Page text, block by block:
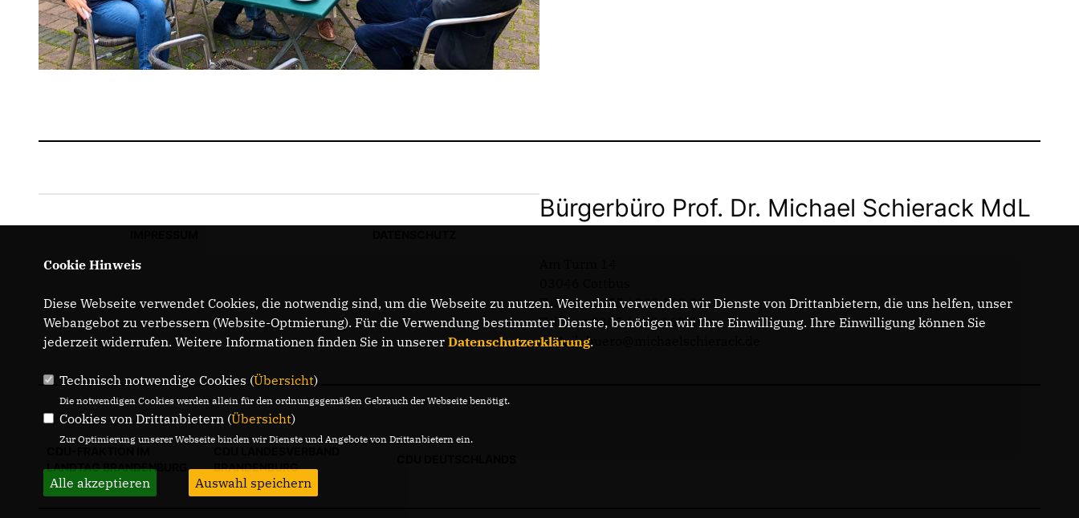
Bürgerbüro Prof. Dr. Michael Schierack MdL
Telefon: 0355 / 289 162 38
Telefax: 0355 / 289 162 39
E-Mail: buero@michaelschierack.de
LANDTAG BRANDENBURG
BRANDENBURG
Cookie Hinweis
Diese Webseite verwendet Cookies, die notwendig sind, um die Webseite zu nutzen. Weiterhin verwenden wir Dienste von Drittanbietern, die uns helfen, unser
Webangebot zu verbessern (Website-Optmierung). Für die Verwendung bestimmter Dienste, benötigen wir Ihre Einwilligung. Ihre Einwilligung können Sie
jederzeit widerrufen. Weitere Informationen finden Sie in unserer Datenschutzerklärung.
Technisch notwendige Cookies (Übersicht)
Die notwendigen Cookies werden allein für den ordnungsgemäßen Gebrauch der Webseite benötigt.
Cookies von Drittanbietern (Übersicht)
Zur Optimierung unserer Webseite binden wir Dienste und Angebote von Drittanbietern ein.
Alle akzeptieren Auswahl speichern